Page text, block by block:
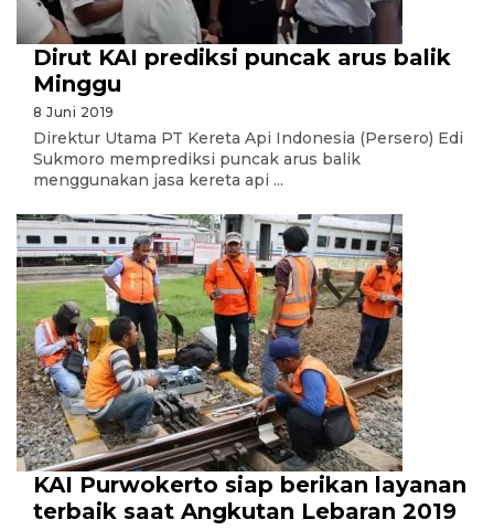
Dirut KAI prediksi puncak arus balik
Minggu
8 Juni 2019
Direktur Utama PT Kereta Api Indonesia (Persero) Edi
Sukmoro memprediksi puncak arus balik
menggunakan jasa kereta api ...
KAI Purwokerto siap berikan layanan
terbaik saat Angkutan Lebaran 2019